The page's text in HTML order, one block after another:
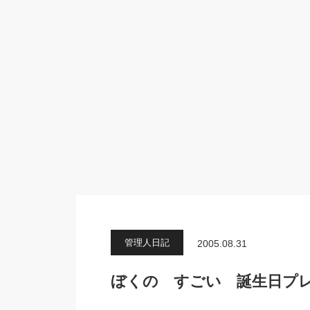
管理人日記 2005.08.31
ぼくの すごい 誕生日プ